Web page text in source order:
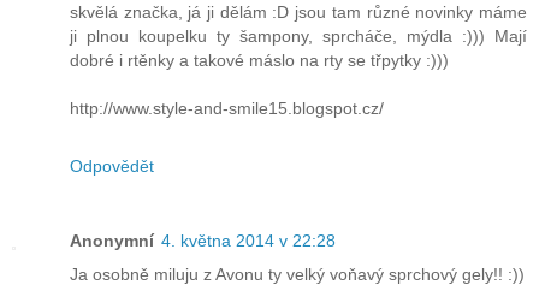
skvělá značka, já ji dělám :D jsou tam různé novinky máme
ji plnou koupelku ty šampony, sprcháče, mýdla :))) Mají
dobré i rtěnky a takové máslo na rty se třpytky :)))
http://www.style-and-smile15.blogspot.cz/
Odpovědět
Anonymní 4. května 2014 v 22:28
Ja osobně miluju z Avonu ty velký voňavý sprchový gely!! :))